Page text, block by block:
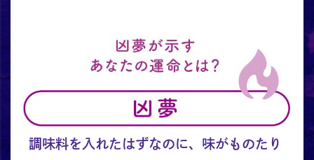
調味料を入れたはずなのに、味がものたり